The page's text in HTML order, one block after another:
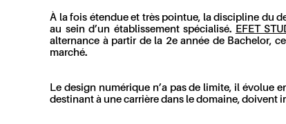
À la fois étendue et très pointue, la discipline du
au sein d’un établissement spécialisé. EFET
alternance à partir de la 2e année de Bachelor,
marché.
Le design numérique n’a pas de limite, il évolue
destinant à une carrière dans le domaine,